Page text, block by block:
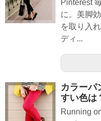
Pinterest
に。美脚
を取り入
ディ...
カラーパ
すい色は
Running